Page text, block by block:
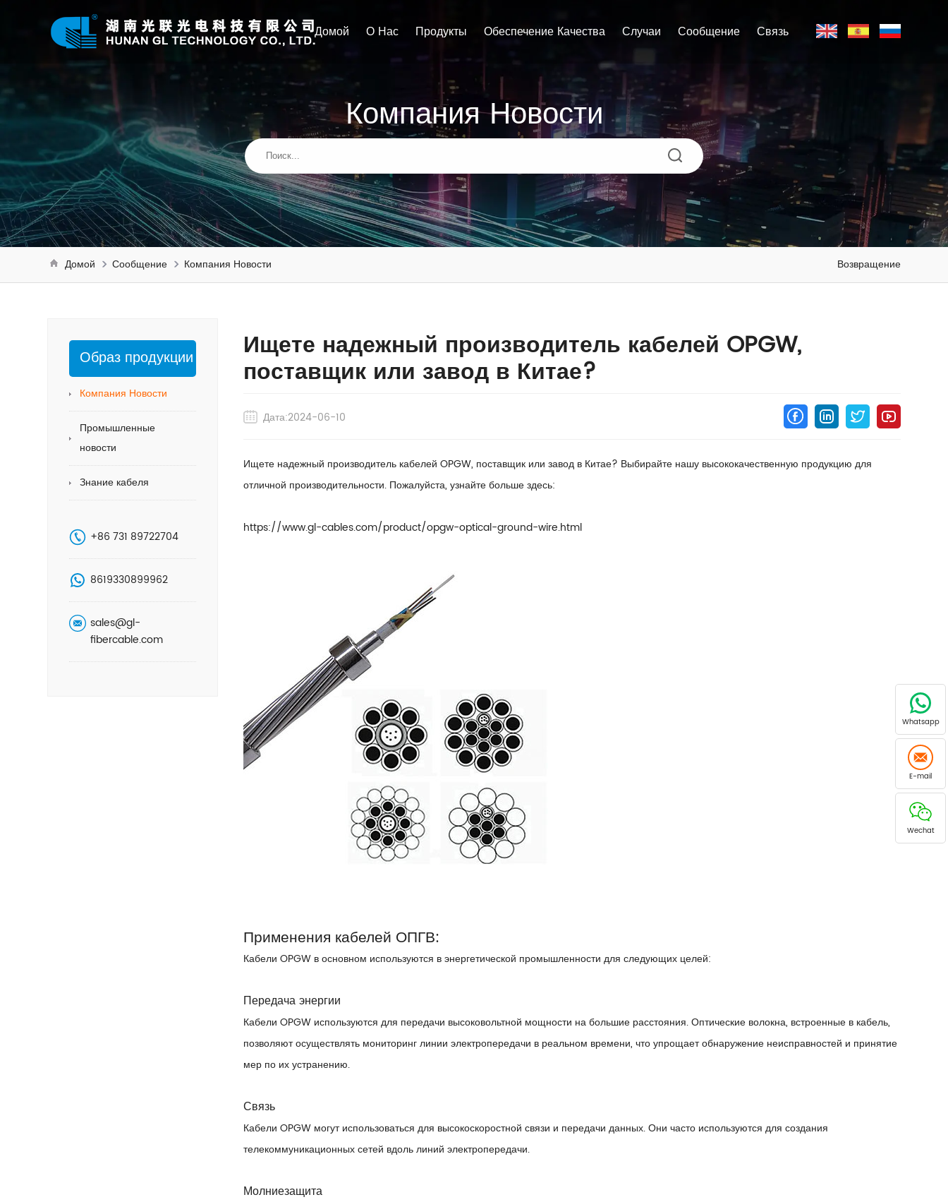
Домой О Нас Продукты Обеспечение Качества Случаи Сообщение Связь
Компания Новости
Возвращение
Домой Сообщение Компания Новости
Образ продукции
Компания Новости
Промышленные
новости
Знание кабеля
+86 731 89722704
8619330899962
sales@gl-
fibercable.com
Ищете надежный производитель кабелей OPGW,
поставщик или завод в Китае?
Дата:2024-06-10
Ищете надежный производитель кабелей OPGW, поставщик или завод в Китае? Выбирайте нашу высококачественную продукцию для
отличной производительности. Пожалуйста, узнайте больше здесь:
https://www.gl-cables.com/product/opgw-optical-ground-wire.html
Применения кабелей ОПГВ:
Кабели OPGW в основном используются в энергетической промышленности для следующих целей:
Передача энергии
Кабели OPGW используются для передачи высоковольтной мощности на большие расстояния. Оптические волокна, встроенные в кабель,
позволяют осуществлять мониторинг линии электропередачи в реальном времени, что упрощает обнаружение неисправностей и принятие
мер по их устранению.
Связь
Кабели OPGW могут использоваться для высокоскоростной связи и передачи данных. Они часто используются для создания
телекоммуникационных сетей вдоль линий электропередачи.
Молниезащита
Whatsapp
E-mail
Wechat